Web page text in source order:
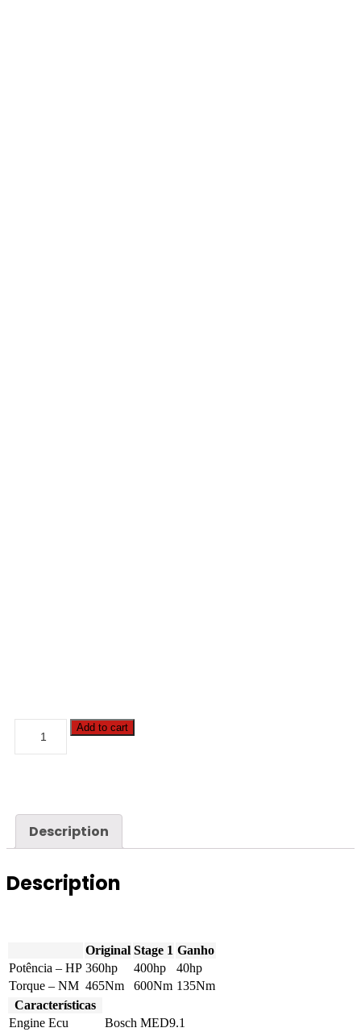
TT
RS
Plus
Add to cart
Description
Description
Original Stage 1 Ganho
Potência – HP 360hp 400hp
40hp
Torque – NM 465Nm 600Nm 135Nm
Características
Engine Ecu
Bosch MED9.1